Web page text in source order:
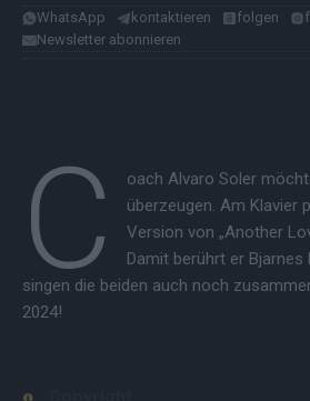
WhatsApp
kontaktieren folgen
Newsletter abonnieren
C
oach Alvaro Soler
überzeugen. Am Klavier
Version von „Another
Damit berührt er Bjarnes
singen die beiden auch noch
2024!